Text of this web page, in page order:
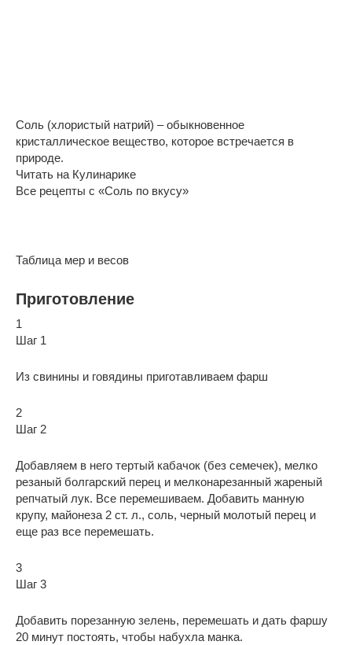
Соль (хлористый натрий) – обыкновенное
кристаллическое вещество, которое встречается в
природе.
Читать на Кулинарике
Все рецепты с «Соль по вкусу»
Таблица мер и весов
Приготовление
1
Шаг 1
Из свинины и говядины приготавливаем фарш
2
Шаг 2
Добавляем в него тертый кабачок (без семечек), мелко
резаный болгарский перец и мелконарезанный жареный
репчатый лук. Все перемешиваем. Добавить манную
крупу, майонеза 2 ст. л., соль, черный молотый перец и
еще раз все перемешать.
3
Шаг 3
Добавить порезанную зелень, перемешать и дать фаршу
20 минут постоять, чтобы набухла манка.